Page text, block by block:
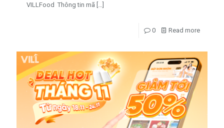
VILLFood Thông tin mã
0 Read more